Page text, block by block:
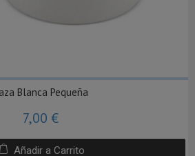
Blanca Pequeña
7,00 €
Añadir a Carrito